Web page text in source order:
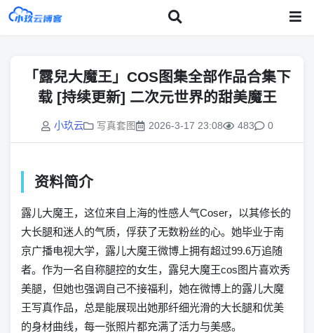
「露兒大魔王」COS图集全部作品合集下
载 [持续更新] 二次元世界的甜美魔王
小玖云 写真套图 2026-3-17 23:08 483 0
资料简介
露儿大魔王，这位来自上海的性感人气Coser，以其修长的
大长腿和迷人的气质，俘获了无数粉丝的心。她毕业于南
京广播电视大学，露儿大魔王微博上拥有超过99.6万追随
者。作为一名自称腿控的女生，露兒大魔王cos图片喜欢秀
美腿，但她也强调自己不接福利，她在微博上的露儿大魔
王写真作品，总是能展现出她那纤细光滑的大长腿和优美
的身材曲线，每一张照片都充满了活力与美感。